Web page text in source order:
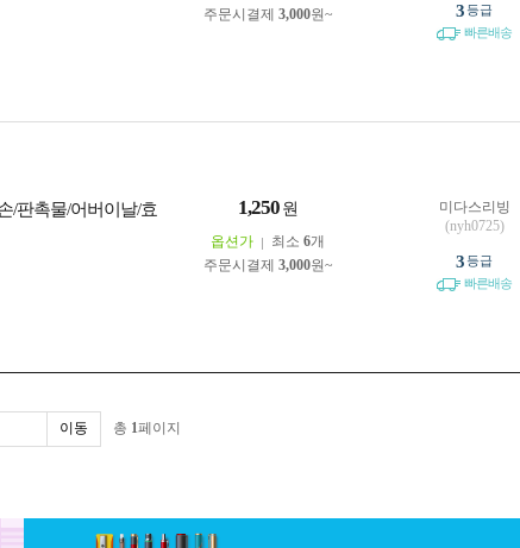
주문시결제 3,000원~ 3등급
빠른배송
/판촉물/어버이날/효
1,250 원
옵션가 최소 6개
주문시결제 3,000원~
미다스리빙
(nyh0725)
3등급
빠른배송
총 1페이지